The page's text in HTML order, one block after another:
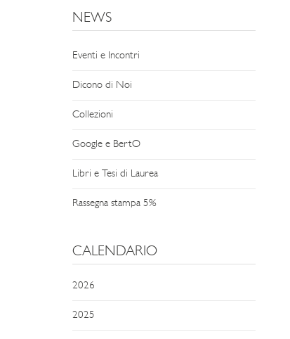
NEWS
Eventi e Incontri
Dicono di Noi
Collezioni
Google e BertO
Libri e Tesi di Laurea
Rassegna stampa 5%
CALENDARIO
2026
2025